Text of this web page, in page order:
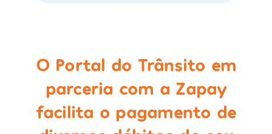
O Portal do Trânsito em
parceria com a Zapay
facilita o pagamento de